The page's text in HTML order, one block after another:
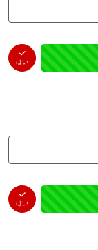
はい
はい
（0件）
未投票
はい
はい
（0件）
未投票